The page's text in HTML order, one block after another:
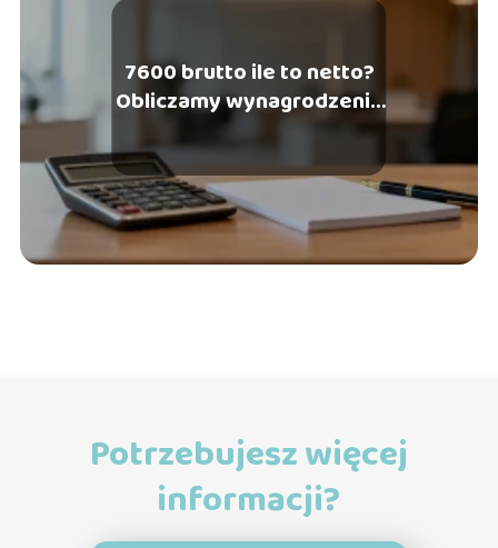
7600 brutto ile to netto?
Obliczamy wynagrodzenie
na rękę
Potrzebujesz więcej
informacji?